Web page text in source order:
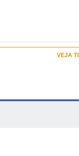
VEJA